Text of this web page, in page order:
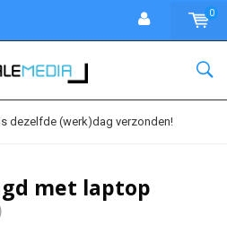
0
dezelfde (werk)dag verzonden!
met laptop